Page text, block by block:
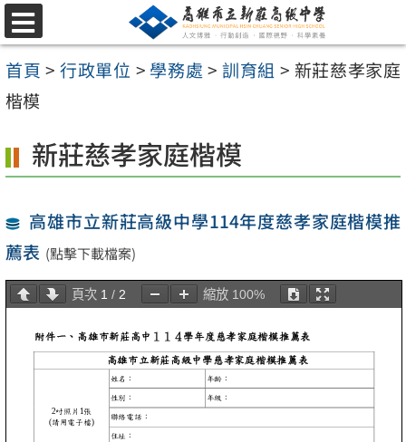
跳
至
主
要
容
選
單
首頁 > 行政單位 > 學務處 > 訓育組 > 新莊慈孝家庭
楷模
新莊慈孝家庭楷模
高雄市立新莊高級中學114年度慈孝家庭楷模推
薦表 (點擊下載檔案)
頁次 1 / 2 縮放 100%